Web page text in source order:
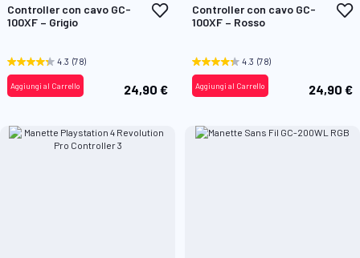
Controller con cavo GC-
100XF – Grigio
Aggiungi
4.3 (78)
24,90 €
Aggiungi al Carrello
Controller con cavo GC-
100XF – Rosso
4.3 (78)
24,90 €
Aggiungi al Carrello